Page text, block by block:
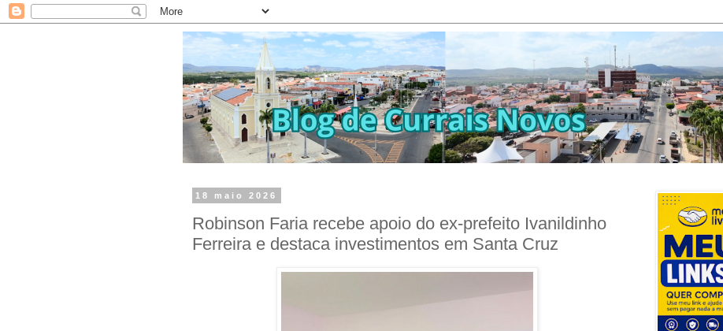
18 maio 2026
Robinson Faria recebe apoio do ex-prefeito Ivanildinho
Ferreira e destaca investimentos em Santa Cruz